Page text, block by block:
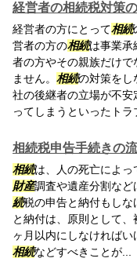
経営者の相続税対策
経営者の方にとって相続
営者の方の相続は事業承
者の方やその親族だけ
ません。 相続の対策をし
社の後継者の立場が不安
ってしまうといったトラ
相続税申告手続きの
相続は、人の死亡によっ
財産調査や遺産分割など
続税の申告と納付もし
と納付は、原則として、
ヶ月以内にしなければい
相続などすべきことが...